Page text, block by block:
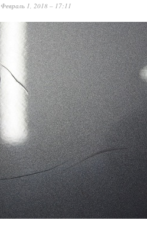
Февраль 1, 2018 – 17:11